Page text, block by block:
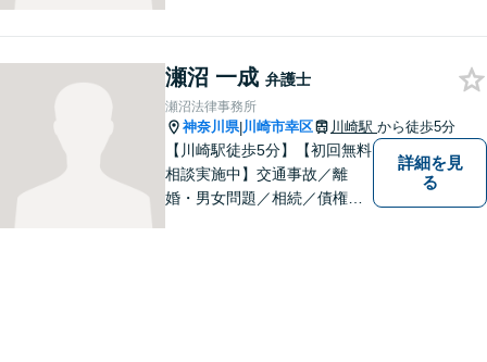
すので、まずはご相談くださ
い。。【JR京浜東北線「川崎
駅」⻄⼝3分】
瀬沼 一成 弁護士
瀬沼法律事務所
神奈川県|川崎市幸区 川崎駅 から徒歩5分
【川崎駅徒歩5分】【初回無料
相談実施中】交通事故／離
婚・男女問題／相続／債権回
詳細を見
る